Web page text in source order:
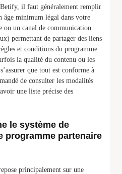
il faut généralement remplir
âge minimum légal dans votre
ou un canal de communication
permettant de partager des liens
et conditions du programme.
la qualité du contenu ou les
que tout est conforme à
de consulter les modalités
une liste précise des
le système de
programme partenaire
principalement sur une